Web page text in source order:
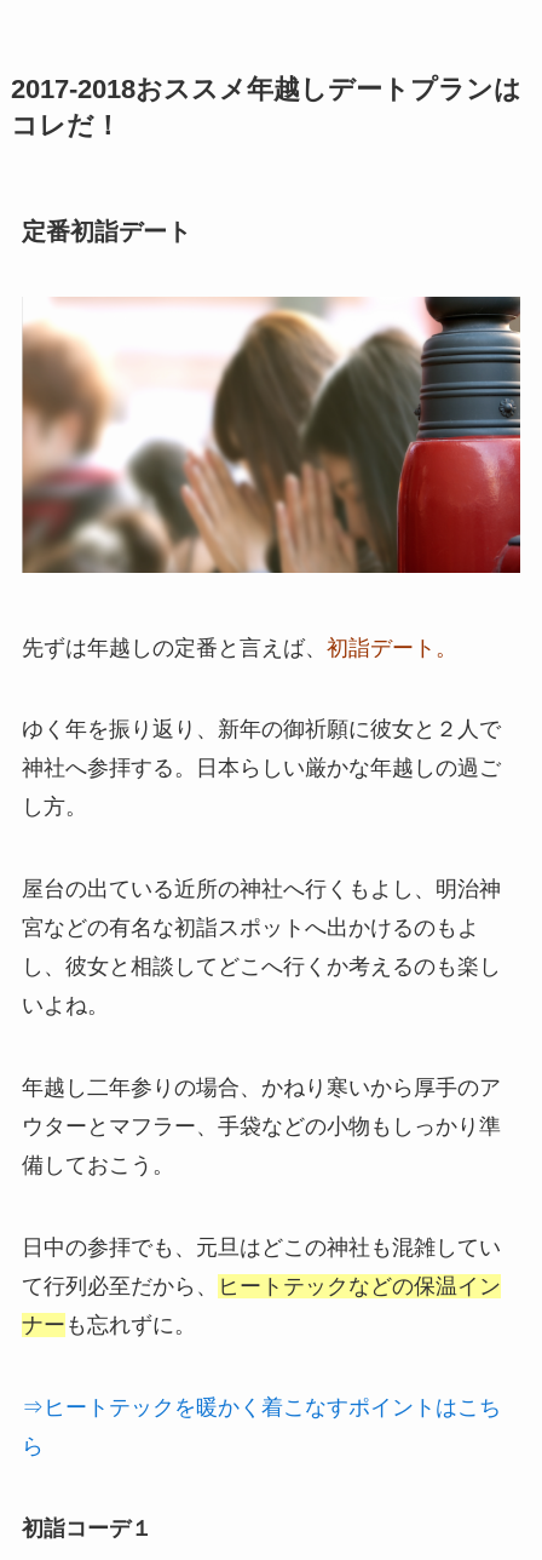
2017-2018おススメ年越しデートプランは
コレだ！
定番初詣デート
先ずは年越しの定番と言えば、 初詣デート。
ゆく年を振り返り、新年の御祈願に彼女と２人で
神社へ参拝する。日本らしい厳かな年越しの過ご
し方。
屋台の出ている近所の神社へ行くもよし、明治神
宮などの有名な初詣スポットへ出かけるのもよ
し、彼女と相談してどこへ行くか考えるのも楽し
いよね。
年越し二年参りの場合、かねり寒いから厚手のア
ウターとマフラー、手袋などの小物もしっかり準
備しておこう。
日中の参拝でも、元旦はどこの神社も混雑してい
て行列必至だから、
ヒートテックなどの保温イン
ナー も忘れずに。
⇒ヒートテックを暖かく着こなすポイントはこち
ら
初詣コーデ１